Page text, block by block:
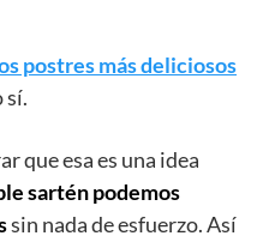
postres más deliciosos
sí.
que esa es una idea
sartén podemos
sin nada de esfuerzo. Así